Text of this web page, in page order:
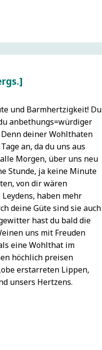
und Barmhertzigkeit! Du
anbethungs=würdiger
deiner Wohlthaten
an, da du uns aus
Morgen, über uns neu
Stunde, ja keine Minute
von dir wären
haben mehr
deine Güte sind sie auch
hast du bald die
uns mit Freuden
eine Wohlthat im
höchlich preisen
erstarreten Lippen,
unsers Hertzens.